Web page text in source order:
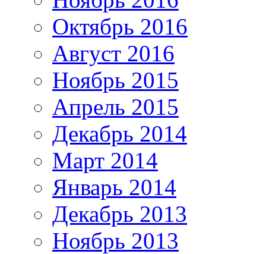
Октябрь 2016
Август 2016
Ноябрь 2015
Апрель 2015
Декабрь 2014
Март 2014
Январь 2014
Декабрь 2013
Ноябрь 2013